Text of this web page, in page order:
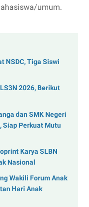
umum.
NSDC, Tiga Siswi
2026, Berikut
dan SMK Negeri
Siap Perkuat Mutu
Karya SLBN
Nasional
Wakili Forum Anak
Hari Anak